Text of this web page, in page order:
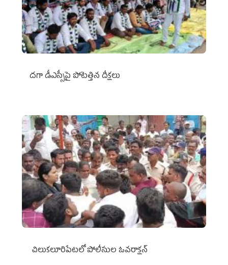
దగా డీఎస్సీపై పోటెత్తిన దీక్షలు
చిలుక‌లూరిపేట‌లో పోలీసుల ఓవ‌రాక్ష‌న్‌